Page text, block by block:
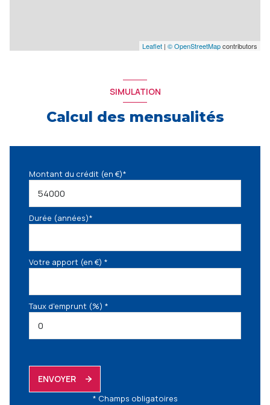
Leaflet | © OpenStreetMapcontributors
SIMULATION
Calcul des mensualités
Montant du crédit (en €)*
Durée (années)*
Votre apport (en €) *
Taux d'emprunt (%) *
ENVOYER
* Champs obligatoires